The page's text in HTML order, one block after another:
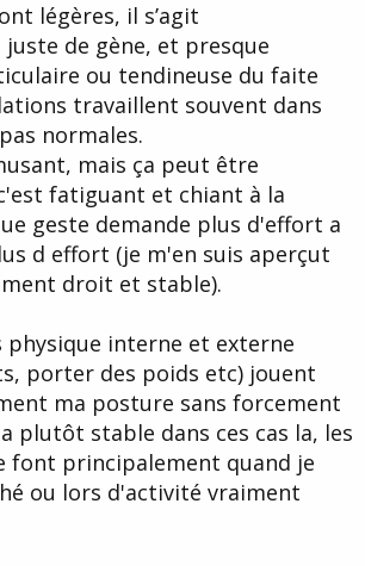
e
légères, il s’agit
de gène, et presque
ou tendineuse du faite
travaillent souvent dans
normales.
mais ça peut être
fatiguant et chiant à la
geste demande plus d'effort a
d effort (je m'en suis aperçut
droit et stable).
physique interne et externe
porter des poids etc) jouent
ma posture sans forcement
plutôt stable dans ces cas la, les
font principalement quand je
ou lors d'activité vraiment